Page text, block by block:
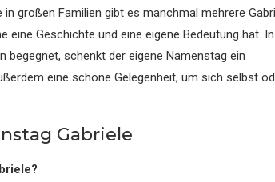
großen Familien gibt es manchmal mehrere
Geschichte und eine eigene Bedeutung hat.
begegnet, schenkt der eigene Namenstag ein
eine schöne Gelegenheit, um sich selbst
Gabriele